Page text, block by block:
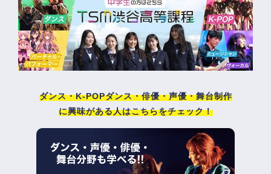
ダンス・K-POPダンス・俳優・声優・舞台制作
に興味がある人はこちらをチェック！